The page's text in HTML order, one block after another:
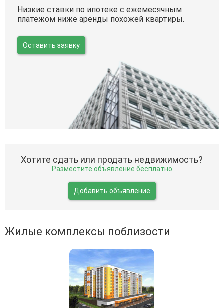
Низкие ставки по ипотеке с ежемесячным
платежом ниже аренды похожей квартиры.
Оставить заявку
Хотите сдать или продать недвижимость?
Разместите объявление бесплатно
Добавить объявление
Жилые комплексы поблизости